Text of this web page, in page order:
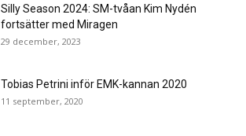
Silly Season 2024: SM-tvåan Kim Nydén
fortsätter med Miragen
29 december, 2023
Tobias Petrini inför EMK-kannan 2020
11 september, 2020